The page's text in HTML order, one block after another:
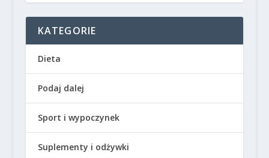
KATEGORIE
Dieta
Podaj dalej
Sport i wypoczynek
Suplementy i odżywki